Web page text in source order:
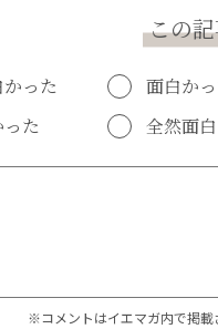
この
った 面白か
た
全然面
※コメントはイエマガ内で掲載